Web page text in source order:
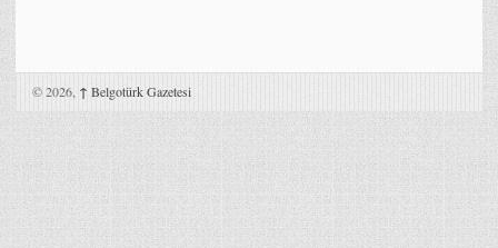
© 2026, ↑ Belgotürk Gazetesi